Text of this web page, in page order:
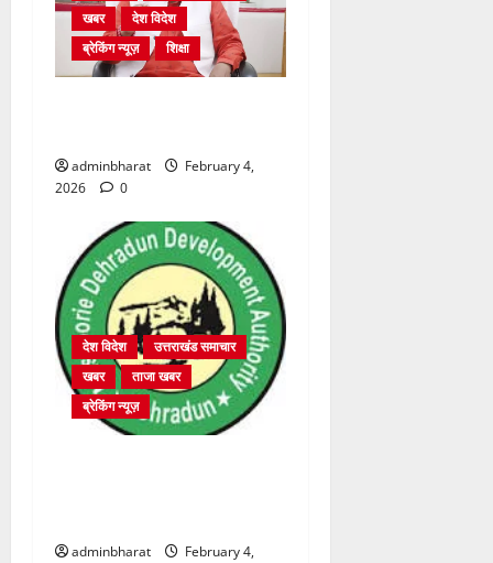
खबर
देश विदेश
ब्रेकिंग न्यूज़
शिक्षा
adminbharat
February 4,
2026
0
देश विदेश
उत्तराखंड समाचार
खबर
ताजा खबर
ब्रेकिंग न्यूज़
adminbharat
February 4,